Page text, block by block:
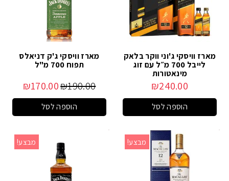
מארז וויסקי ג'וני ווקר בלאק
לייבל 700 מ״ל עם זוג
מינאטורות
₪240.00
הוספה לסל
מארז וויסקי ג'ק דניאלס
תפוח 700 מ"ל
₪190.00
₪170.00
הוספה לסל
מבצע! מבצע!